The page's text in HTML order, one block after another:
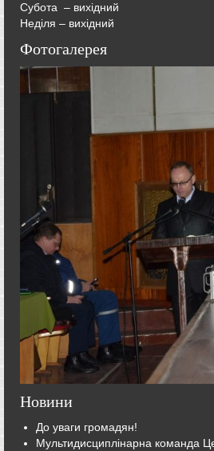
Субота – вихідний
Неділя – вихідний
Фотогалерея
Новини
До уваги громадян!
Мультидисциплінарна команда